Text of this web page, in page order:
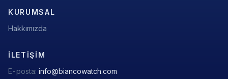
KURUMSAL
Hakkımızda
İLETIŞIM
E-posta: info@biancowatch.com